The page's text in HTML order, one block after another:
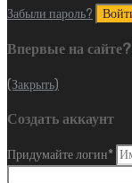
Забыли пароль?
Впервые на сайте?
(Закрыть)
Создать аккаунт
Придумайте логин*